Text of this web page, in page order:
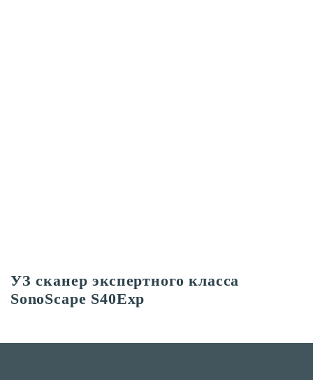
УЗ сканер экспертного класса
SonoScape S40Exp